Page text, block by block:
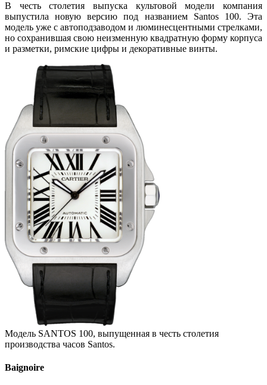
В честь столетия выпуска культовой модели компания
выпустила новую версию под названием Santos 100. Эта
модель уже с автоподзаводом и люминесцентными стрелками,
но сохранившая свою неизменную квадратную форму корпуса
и разметки, римские цифры и декоративные винты.
Модель SANTOS 100, выпущенная в честь столетия
производства часов Santos.
Baignoire